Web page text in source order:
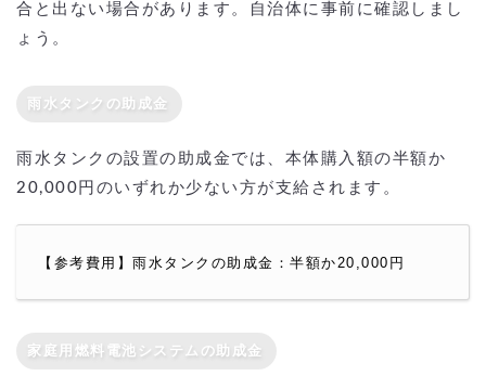
合と出ない場合があります。自治体に事前に確認しまし
ょう。
雨水タンクの助成金
雨水タンクの設置の助成金では、本体購入額の半額か
20,000円のいずれか少ない方が支給されます。
【参考費用】雨水タンクの助成金：半額か20,000円
家庭用燃料電池システムの助成金